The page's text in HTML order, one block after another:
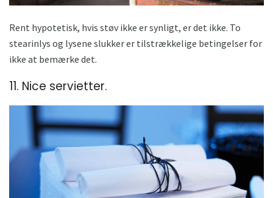
Rent hypotetisk, hvis støv ikke er synligt, er det ikke. To
stearinlys og lysene slukker er tilstrækkelige betingelser for
ikke at bemærke det.
11. Nice servietter.